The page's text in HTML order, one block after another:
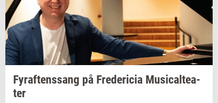
Fyraf­tens­sang på Fre­de­ri­cia Mu­si­cal­te­a­
ter